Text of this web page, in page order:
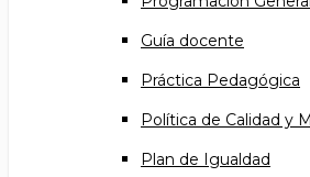
Guía docente
Práctica Pedagógica
Política de Calidad y
Plan de Igualdad